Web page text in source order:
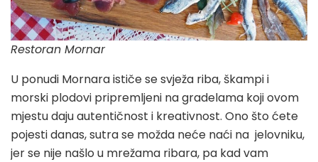
Restoran Mornar
U ponudi Mornara ističe se svježa riba, škampi i
morski plodovi pripremljeni na gradelama koji ovom
mjestu daju autentičnost i kreativnost. Ono što ćete
pojesti danas, sutra se možda neće naći na jelovniku,
jer se nije našlo u mrežama ribara, pa kad vam